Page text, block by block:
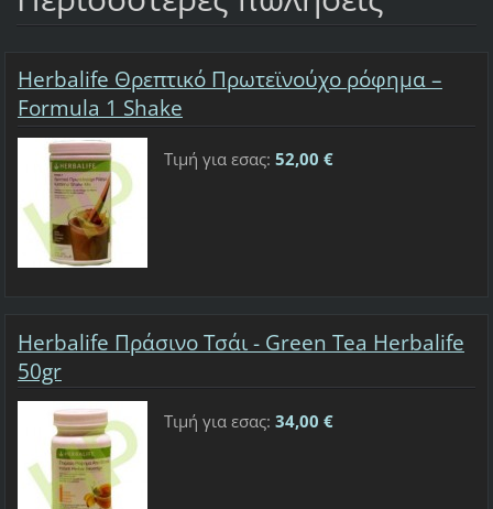
Herbalife Θρεπτικό Πρωτεϊνούχο ρόφημα –
Formula 1 Shake
Τιμή για εσας: 52,00 €
Herbalife Πράσινο Τσάι - Green Tea Herbalife
50gr
Τιμή για εσας: 34,00 €